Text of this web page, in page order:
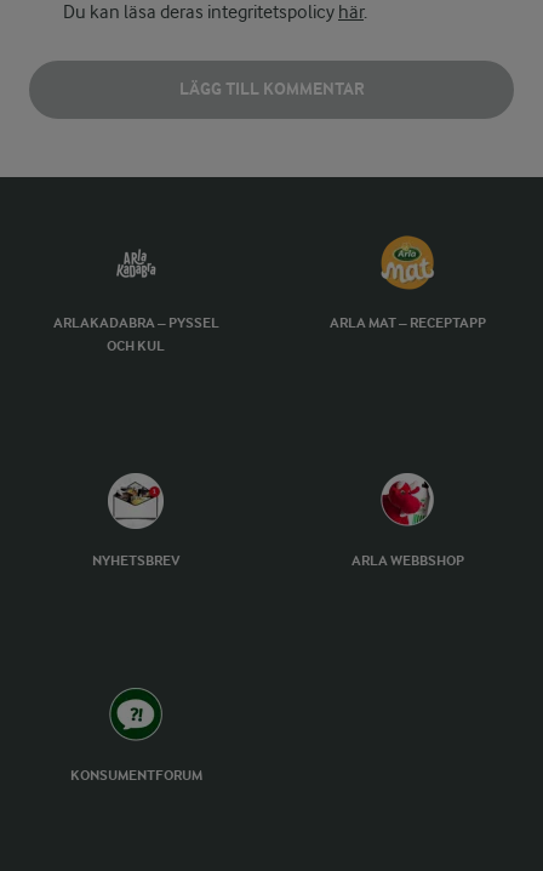
Du kan läsa deras integritetspolicy här.
LÄGG TILL KOMMENTAR
ARLAKADABRA – PYSSEL
OCH KUL
ARLA MAT – RECEPTAPP
NYHETSBREV ARLA WEBBSHOP
KONSUMENTFORUM